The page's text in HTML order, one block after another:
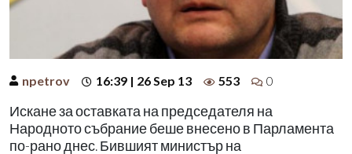
npetrov 16:39 | 26 Sep 13 553 0
Искане за оставката на председателя на
Народното събрание беше внесено в Парламента
по-рано днес. Бившият министър на